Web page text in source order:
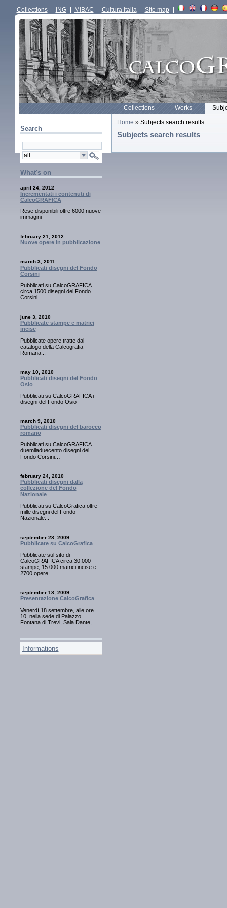
Collections ING MiBAC Cultura Italia Site map
Collections Works
Search
What's on
april 24, 2012
Incrementati i contenuti di
CalcoGRAFICA
Rese disponibili oltre 6000 nuove
immagini
february 21, 2012
Nuove opere in pubblicazione
march 3, 2011
Pubblicati disegni del Fondo
Corsini
Pubblicati su CalcoGRAFICA
circa 1500 disegni del Fondo
Corsini
june 3, 2010
Pubblicate stampe e matrici
incise
Pubblicate opere tratte dal
catalogo della Calcografia
Romana...
may 10, 2010
Pubblicati disegni del Fondo
Osio
Pubblicati su CalcoGRAFICA i
disegni del Fondo Osio
march 9, 2010
Pubblicati disegni del barocco
romano
Pubblicati su CalcoGRAFICA
duemiladuecento disegni del
Fondo Corsini…
february 24, 2010
Pubblicati disegni dalla
collezione del Fondo
Nazionale
Pubblicati su CalcoGrafica oltre
mille disegni del Fondo
Nazionale...
september 28, 2009
Pubblicate su CalcoGrafica
Pubblicate sul sito di
CalcoGRAFICA circa 30.000
stampe, 15.000 matrici incise e
2700 opere ...
september 18, 2009
Presentazione CalcoGrafica
Venerdì 18 settembre, alle ore
10, nella sede di Palazzo
Fontana di Trevi, Sala Dante, ...
Informations
Home » Subjects search results
Subjects search results